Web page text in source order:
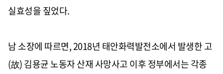
실효성을 짚었다.
남 소장에 따르면, 2018년 태안화력발전소에서 발생한 고
(故) 김용균 노동자 산재 사망사고 이후 정부에서는 각종